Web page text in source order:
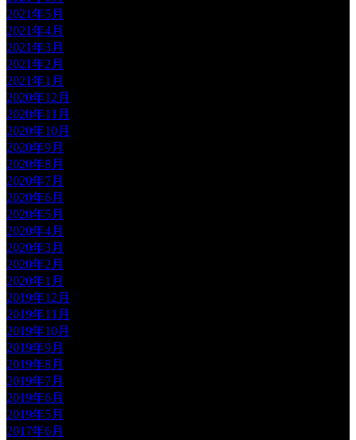
2021年5月
2021年4月
2021年3月
2021年2月
2021年1月
2020年12月
2020年11月
2020年10月
2020年9月
2020年8月
2020年7月
2020年6月
2020年5月
2020年4月
2020年3月
2020年2月
2020年1月
2019年12月
2019年11月
2019年10月
2019年9月
2019年8月
2019年7月
2019年6月
2019年5月
2017年6月